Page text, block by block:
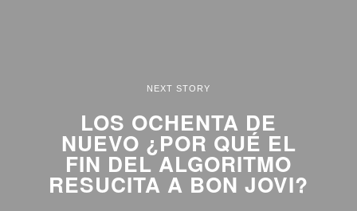
NEXT STORY
LOS OCHENTA DE
NUEVO ¿POR QUÉ EL
FIN DEL ALGORITMO
RESUCITA A BON JOVI?